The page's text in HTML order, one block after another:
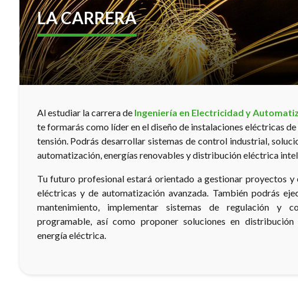
LA CARRERA
Al estudiar la carrera de Ingeniería en Electricidad y
te formarás como líder en el diseño de instalaciones eléctricas
tensión. Podrás desarrollar sistemas de control industrial,
automatización, energías renovables y distribución eléctrica
Tu futuro profesional estará orientado a gestionar proyectos y
eléctricas y de automatización avanzada. También podrás
mantenimiento, implementar sistemas de regulación y
programable, así como proponer soluciones en
energía eléctrica.